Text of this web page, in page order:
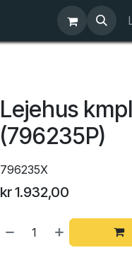
Lejehus
(796235P)
796235X
kr1.932,00